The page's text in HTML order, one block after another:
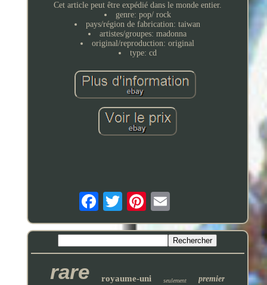
Cet article peut être expédié dans le monde entier.
genre: pop/ rock
pays/région de fabrication: taiwan
artistes/groupes: madonna
original/reproduction: original
type: cd
rare royaume-uni seulement premier